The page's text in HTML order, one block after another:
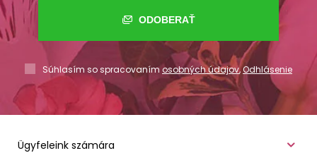
ODOBERAŤ
Súhlasím so spracovaním osobných údajov,Odhlásenie
Ügyfeleink számára